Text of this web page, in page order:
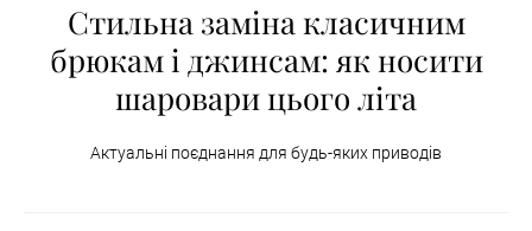
Стильна заміна класичним
брюкам і джинсам: як носити
шаровари цього літа
Актуальні поєднання для будь-яких приводів